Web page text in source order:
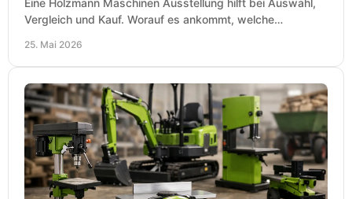
Vergleich und Kauf. Worauf es ankommt, welche
25. Mai 2026